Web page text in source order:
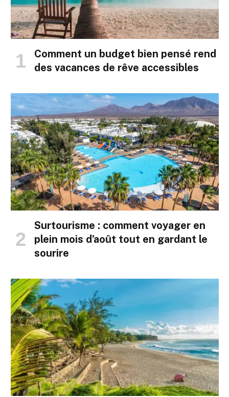
Comment un budget bien pensé rend
des vacances de rêve accessibles
Surtourisme : comment voyager en
plein mois d’août tout en gardant le
sourire